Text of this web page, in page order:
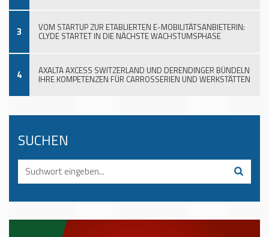
3 VOM STARTUP ZUR ETABLIERTEN E-MOBILITÄTSANBIETERIN:
CLYDE STARTET IN DIE NÄCHSTE WACHSTUMSPHASE
4 AXALTA AXCESS SWITZERLAND UND DERENDINGER BÜNDELN
IHRE KOMPETENZEN FÜR CARROSSERIEN UND WERKSTÄTTEN
SUCHEN